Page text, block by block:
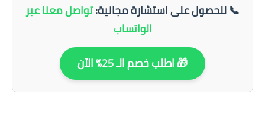
📞 للحصول على استشارة مجانية:تواصل معنا عبر
الواتساب
🎁 اطلب خصم الـ 25% الآن